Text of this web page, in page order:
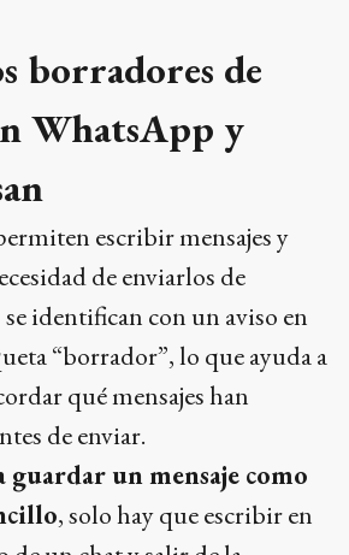
borradores de
WhatsApp y
escribir mensajes y
de enviarlos de
identifican con un aviso en
“borrador”, lo que ayuda a
qué mensajes han
de enviar.
guardar un mensaje como
, solo hay que escribir en